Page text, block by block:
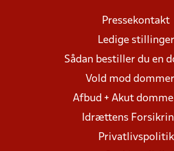
Pressekontakt
Ledige stillinger
Sådan bestiller du en
Vold mod
Afbud + Akut
Idrættens
Privatlivspolitik